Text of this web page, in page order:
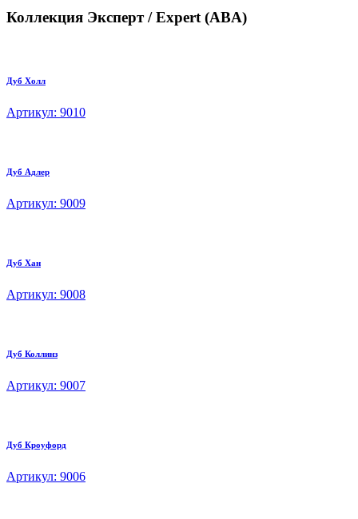
Коллекция Эксперт / Expert (ABA)
Дуб Холл
Артикул: 9010
Дуб Адлер
Артикул: 9009
Дуб Хан
Артикул: 9008
Дуб Коллинз
Артикул: 9007
Дуб Кроуфорд
Артикул: 9006